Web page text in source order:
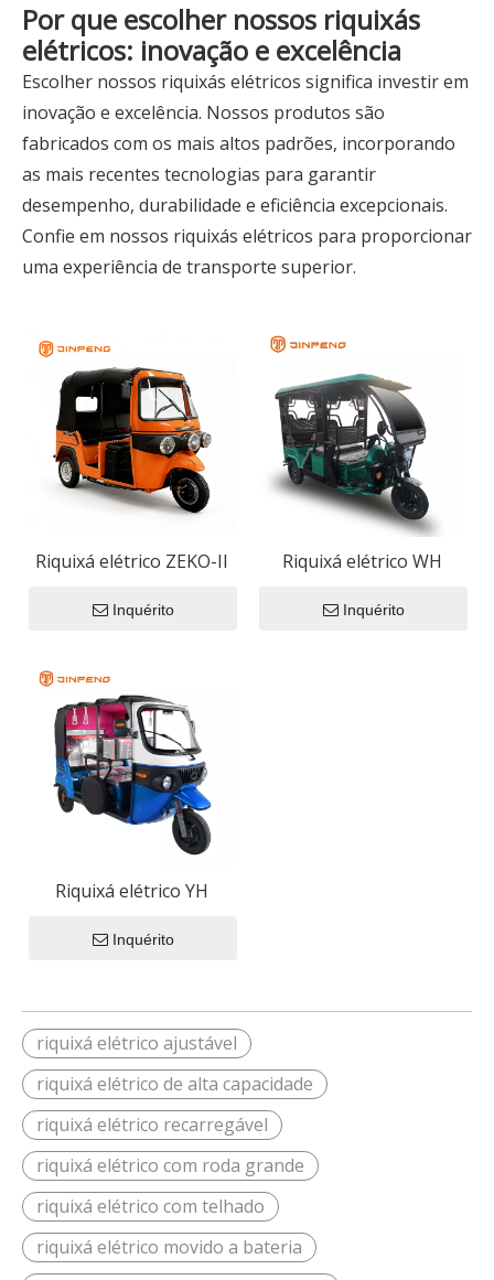
Por que escolher nossos riquixás
elétricos: inovação e excelência
Escolher nossos riquixás elétricos significa investir em
inovação e excelência. Nossos produtos são
fabricados com os mais altos padrões, incorporando
as mais recentes tecnologias para garantir
desempenho, durabilidade e eficiência excepcionais.
Confie em nossos riquixás elétricos para proporcionar
uma experiência de transporte superior.
Riquixá elétrico ZEKO-II
Inquérito
Riquixá elétrico WH
Inquérito
Riquixá elétrico YH
Inquérito
riquixá elétrico ajustável
riquixá elétrico de alta capacidade
riquixá elétrico recarregável
riquixá elétrico com roda grande
riquixá elétrico com telhado
riquixá elétrico movido a bateria